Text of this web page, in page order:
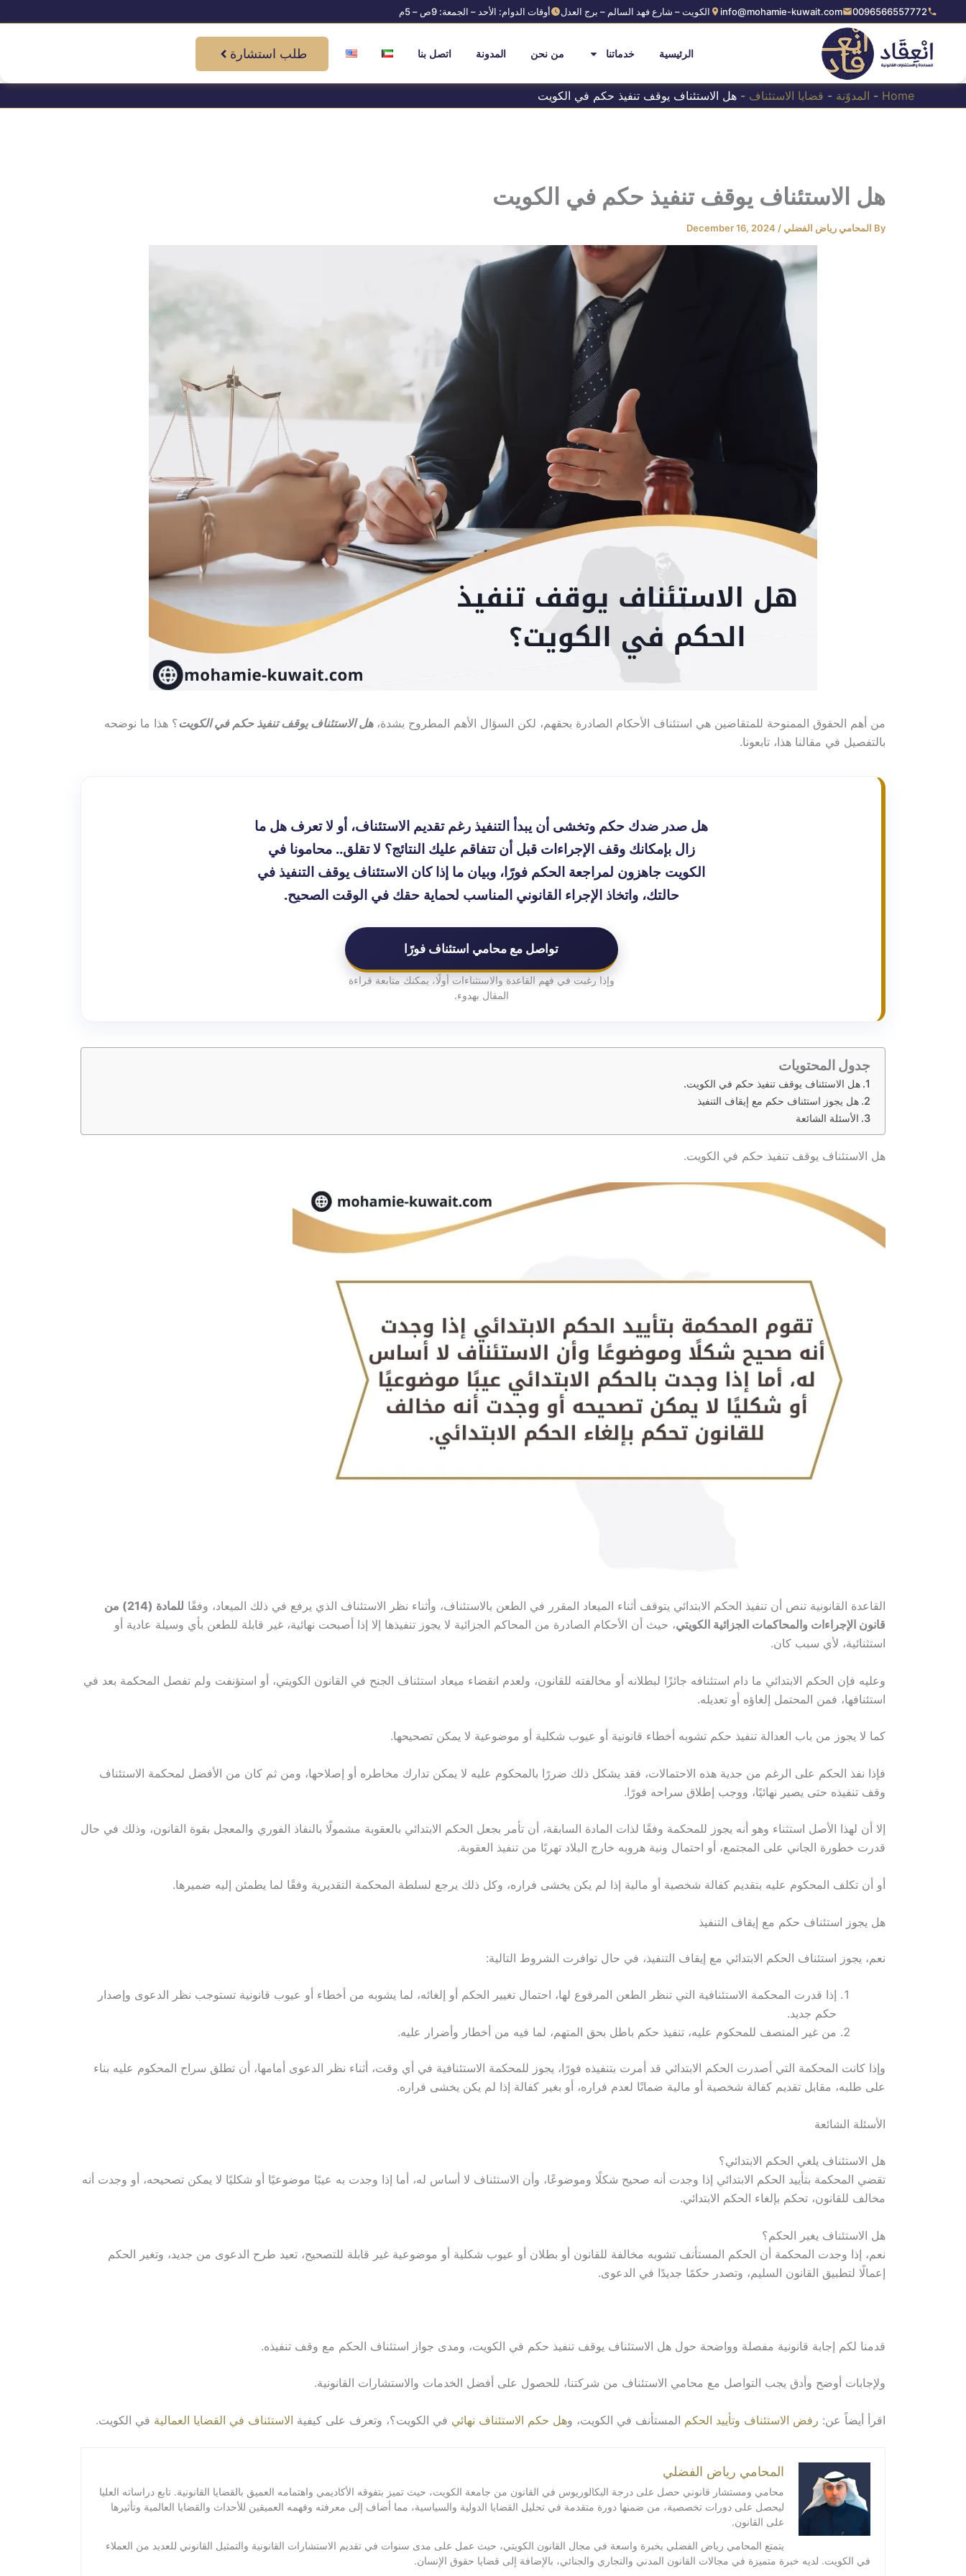
to
content
0096566557772
info@mohamie-kuwait.com الكويت – شارع فهد السالم – برج العدل أوقات الدوام: الأحد – الجمعة: 9ص – 5م
الرئيسية خدماتنا من نحن المدونة اتصل بنا طلب استشارة
Home
- المدوّنة - قضايا الاستئناف - هل الاستئناف يوقف تنفيذ حكم في الكويت
هل الاستئناف يوقف تنفيذ حكم في الكويت
By المحامي رياض الفضلي /
December 16, 2024
من أهم الحقوق الممنوحة للمتقاضين هي استئناف الأحكام الصادرة بحقهم، لكن السؤال الأهم المطروح بشدة،هل الاستئناف يوقف تنفيذ حكم في الكويت؟ هذا ما نوضحه
بالتفصيل في مقالنا هذا، تابعونا.
هل صدر ضدك حكم وتخشى أن يبدأ التنفيذ رغم تقديم الاستئناف، أو لا تعرف هل ما
زال بإمكانك وقف الإجراءات قبل أن تتفاقم عليك النتائج؟ لا تقلق.. محامونا في
الكويت جاهزون لمراجعة الحكم فورًا، وبيان ما إذا كان الاستئناف يوقف التنفيذ في
حالتك، واتخاذ الإجراء القانوني المناسب لحماية حقك في الوقت الصحيح.
تواصل مع محامي استئناف فورًا
وإذا رغبت في فهم القاعدة والاستثناءات أولًا، يمكنك متابعة قراءة
المقال بهدوء.
جدول المحتويات
هل الاستئناف يوقف تنفيذ حكم في الكويت.
هل يجوز استئناف حكم مع إيقاف التنفيذ
الأسئلة الشائعة
هل الاستئناف يوقف تنفيذ حكم في الكويت.
القاعدة القانونية تنص أن تنفيذ الحكم الابتدائي يتوقف أثناء الميعاد المقرر في الطعن بالاستئناف، وأثناء نظر الاستئناف الذي يرفع في ذلك الميعاد، وفقًا
للمادة (214) من
قانون الإجراءات والمحاكمات الجزائية الكويتي، حيث أن الأحكام الصادرة من المحاكم الجزائية لا يجوز تنفيذها إلا إذا أصبحت نهائية، غير قابلة للطعن بأي وسيلة عادية أو
استثنائية، لأي سبب كان.
وعليه فإن الحكم الابتدائي ما دام استئنافه جائزًا لبطلانه أو مخالفته للقانون، ولعدم انقضاء ميعاد استئناف الجنح في القانون الكويتي، أو استؤنفت ولم تفصل المحكمة بعد في
استئنافها، فمن المحتمل إلغاؤه أو تعديله.
كما لا يجوز من باب العدالة تنفيذ حكم تشوبه أخطاء قانونية أو عيوب شكلية أو موضوعية لا يمكن تصحيحها.
فإذا نفذ الحكم على الرغم من جدية هذه الاحتمالات، فقد يشكل ذلك ضررًا بالمحكوم عليه لا يمكن تدارك مخاطره أو إصلاحها، ومن ثم كان من الأفضل لمحكمة الاستئناف
وقف تنفيذه حتى يصير نهائيًا، ووجب إطلاق سراحه فورًا.
إلا أن لهذا الأصل استثناء وهو أنه يجوز للمحكمة وفقًا لذات المادة السابقة، أن تأمر بجعل الحكم الابتدائي بالعقوبة مشمولًا بالنفاذ الفوري والمعجل بقوة القانون، وذلك في حال
قدرت خطورة الجاني على المجتمع، أو احتمال ونية هروبه خارج البلاد تهربًا من تنفيذ العقوبة.
أو أن تكلف المحكوم عليه بتقديم كفالة شخصية أو مالية إذا لم يكن يخشى فراره، وكل ذلك يرجع لسلطة المحكمة التقديرية وفقًا لما يطمئن إليه ضميرها.
هل يجوز استئناف حكم مع إيقاف التنفيذ
نعم، يجوز استئناف الحكم الابتدائي مع إيقاف التنفيذ، في حال توافرت الشروط التالية:
إذا قدرت المحكمة الاستئنافية التي تنظر الطعن المرفوع لها، احتمال تغيير الحكم أو إلغائه، لما يشوبه من أخطاء أو عيوب قانونية تستوجب نظر الدعوى وإصدار
حكم جديد.
من غير المنصف للمحكوم عليه، تنفيذ حكم باطل بحق المتهم، لما فيه من أخطار وأضرار عليه.
وإذا كانت المحكمة التي أصدرت الحكم الابتدائي قد أمرت بتنفيذه فورًا، يجوز للمحكمة الاستئنافية في أي وقت، أثناء نظر الدعوى أمامها، أن تطلق سراح المحكوم عليه بناء
على طلبه، مقابل تقديم كفالة شخصية أو مالية ضمانًا لعدم فراره، أو بغير كفالة إذا لم يكن يخشى فراره.
الأسئلة الشائعة
هل الاستئناف يلغي الحكم الابتدائي؟
تقضي المحكمة بتأييد الحكم الابتدائي إذا وجدت أنه صحيح شكلًا وموضوعًا، وأن الاستئناف لا أساس له، أما إذا وجدت به عيبًا موضوعيًا أو شكليًا لا يمكن تصحيحه، أو وجدت أنه
مخالف للقانون، تحكم بإلغاء الحكم الابتدائي.
هل الاستئناف يغير الحكم؟
نعم، إذا وجدت المحكمة أن الحكم المستأنف تشوبه مخالفة للقانون أو بطلان أو عيوب شكلية أو موضوعية غير قابلة للتصحيح، تعيد طرح الدعوى من جديد، وتغير الحكم
إعمالًا لتطبيق القانون السليم، وتصدر حكمًا جديدًا في الدعوى.
قدمنا لكم إجابة قانونية مفصلة وواضحة حول هل الاستئناف يوقف تنفيذ حكم في الكويت، ومدى جواز استئناف الحكم مع وقف تنفيذه.
ولإجابات أوضح وأدق يجب التواصل مع محامي الاستئناف من شركتنا، للحصول على أفضل الخدمات والاستشارات القانونية.
اقرأ أيضاً عن: رفض الاستئناف وتأييد الحكم المستأنف في الكويت، وهل حكم الاستئناف نهائي في الكويت؟، وتعرف على كيفية الاستئناف في القضايا العمالية في الكويت.
المحامي رياض الفضلي
محامي ومستشار قانوني حصل على درجة البكالوريوس في القانون من جامعة الكويت، حيث تميز بتفوقه الأكاديمي واهتمامه العميق بالقضايا القانونية. تابع دراساته العليا
ليحصل على دورات تخصصية، من ضمنها دورة متقدمة في تحليل القضايا الدولية والسياسية، مما أضاف إلى معرفته وفهمه العميقين للأحداث والقضايا العالمية وتأثيرها
على القانون.
يتمتع المحامي رياض الفضلي بخبرة واسعة في مجال القانون الكويتي، حيث عمل على مدى سنوات في تقديم الاستشارات القانونية والتمثيل القانوني للعديد من العملاء
في الكويت. لديه خبرة متميزة في مجالات القانون المدني والتجاري والجنائي، بالإضافة إلى قضايا حقوق الإنسان.